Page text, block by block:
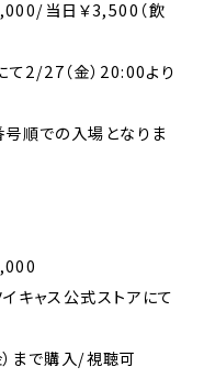
当日￥3,500（飲
2/27（金）20:00より
順での入場となりま
キャス公式ストアにて
まで購入/視聴可